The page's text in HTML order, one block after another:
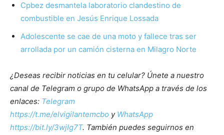
Cpbez desmantela laboratorio clandestino de
combustible en Jesús Enrique Lossada
Adolescente se cae de una moto y fallece tras ser
arrollada por un camión cisterna en Milagro Norte
¿Deseas recibir noticias en tu celular? Únete a nuestro
canal de Telegram o grupo de WhatsApp a través de los
enlaces: Telegram
https://t.me/elvigilantemcbo y WhatsApp
https://bit.ly/3wjIg7T. También puedes seguirnos en